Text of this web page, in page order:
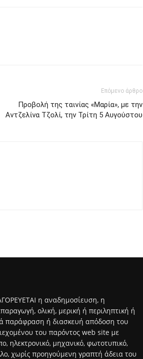
Επόμενο άρθρο
Προβολή της ταινίας «Μαρία», με την
Αντζελίνα Τζολί, την Τρίτη 5 Αυγούστου
η αναδημοσίευση, η
ολική, μερική ή περιληπτική ή
παράφραση ή διασκευή απόδοση του
του παρόντος web site με
ηλεκτρονικό, μηχανικό, φωτοτυπικό,
χωρίς προηγούμενη γραπτή άδεια του